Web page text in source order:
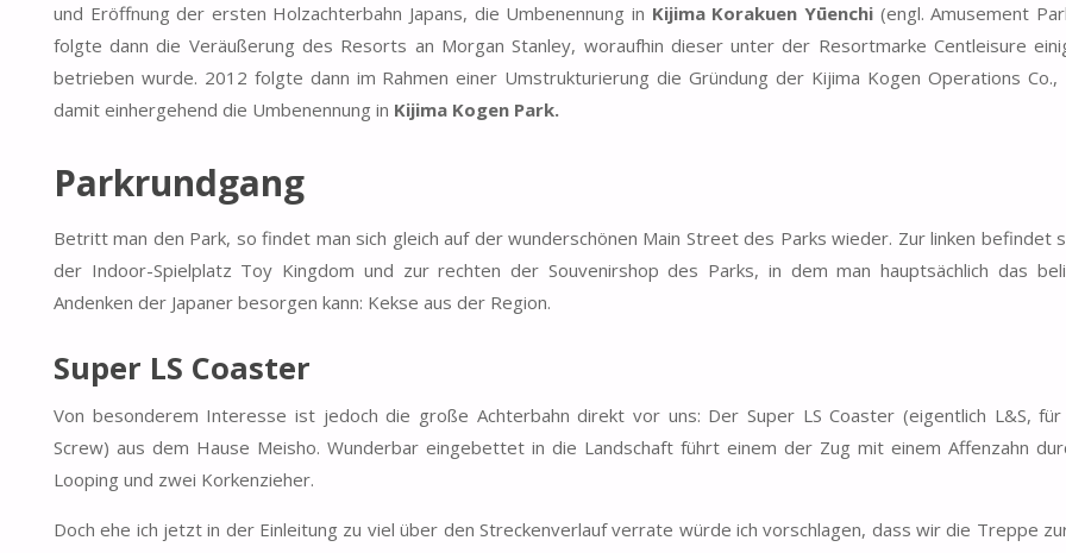
und Eröffnung der ersten Holzachterbahn Japans, die Umbenennung in Kijima Korakuen Yūenchi (engl. Amusement
folgte dann die Veräußerung des Resorts an Morgan Stanley, woraufhin dieser unter der Resortmarke Centleisure
betrieben wurde. 2012 folgte dann im Rahmen einer Umstrukturierung die Gründung der Kijima Kogen Operations Co.,
damit einhergehend die Umbenennung in Kijima Kogen Park.
Parkrundgang
Betritt man den Park, so findet man sich gleich auf der wunderschönen Main Street des Parks wieder. Zur linken befindet
der Indoor-Spielplatz Toy Kingdom und zur rechten der Souvenirshop des Parks, in dem man hauptsächlich das
Andenken der Japaner besorgen kann: Kekse aus der Region.
Super LS Coaster
Von besonderem Interesse ist jedoch die große Achterbahn direkt vor uns: Der Super LS Coaster (eigentlich L&S,
Screw) aus dem Hause Meisho. Wunderbar eingebettet in die Landschaft führt einem der Zug mit einem Affenzahn
Looping und zwei Korkenzieher.
Doch ehe ich jetzt in der Einleitung zu viel über den Streckenverlauf verrate würde ich vorschlagen, dass wir die Treppe